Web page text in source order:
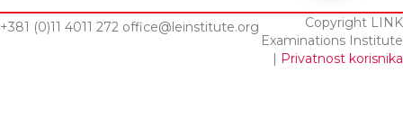
+381 (0)11 4011 272 office@leinstitute.org
Copyright LINK
Examinations Institute
| Privatnost korisnika